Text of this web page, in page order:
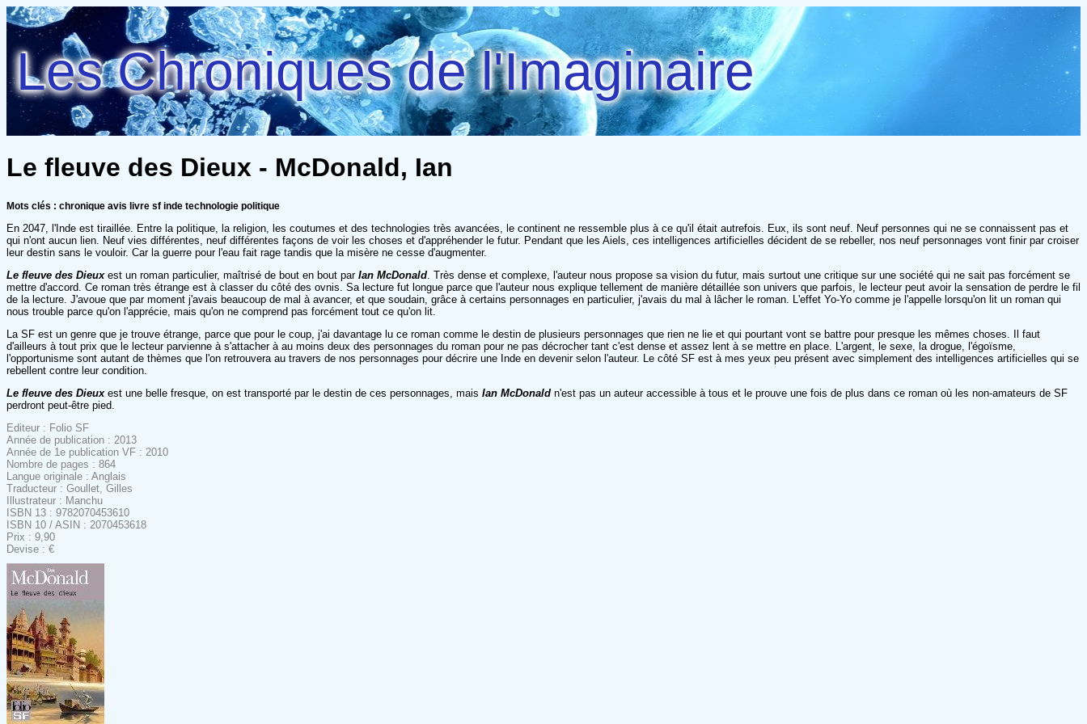
Les Chroniques de l'Imaginaire
Le fleuve des Dieux - McDonald, Ian
Mots clés : chronique avis livre sf inde technologie politique
En 2047, l'Inde est tiraillée. Entre la politique, la religion, les coutumes et des technologies très avancées, le continent ne ressemble plus à ce qu'il était autrefois. Eux, ils sont neuf. Neuf personnes qui ne se connaissent pas et
qui n'ont aucun lien. Neuf vies différentes, neuf différentes façons de voir les choses et d'appréhender le futur. Pendant que les Aiels, ces intelligences artificielles décident de se rebeller, nos neuf personnages vont finir par croiser
leur destin sans le vouloir. Car la guerre pour l'eau fait rage tandis que la misère ne cesse d'augmenter.
Le fleuve des Dieuxest un roman particulier, maîtrisé de bout en bout par Ian McDonald . Très dense et complexe, l'auteur nous propose sa vision du futur, mais surtout une critique sur une société qui ne sait pas forcément se
mettre d'accord. Ce roman très étrange est à classer du côté des ovnis. Sa lecture fut longue parce que l'auteur nous explique tellement de manière détaillée son univers que parfois, le lecteur peut avoir la sensation de perdre le fil
de la lecture. J'avoue que par moment j'avais beaucoup de mal à avancer, et que soudain, grâce à certains personnages en particulier, j'avais du mal à lâcher le roman. L'effet Yo-Yo comme je l'appelle lorsqu'on lit un roman qui
nous trouble parce qu'on l'apprécie, mais qu'on ne comprend pas forcément tout ce qu'on lit.
La SF est un genre que je trouve étrange, parce que pour le coup, j'ai davantage lu ce roman comme le destin de plusieurs personnages que rien ne lie et qui pourtant vont se battre pour presque les mêmes choses. Il faut
d'ailleurs à tout prix que le lecteur parvienne à s'attacher à au moins deux des personnages du roman pour ne pas décrocher tant c'est dense et assez lent à se mettre en place. L'argent, le sexe, la drogue, l'égoïsme,
l'opportunisme sont autant de thèmes que l'on retrouvera au travers de nos personnages pour décrire une Inde en devenir selon l'auteur. Le côté SF est à mes yeux peu présent avec simplement des intelligences artificielles qui se
rebellent contre leur condition.
Le fleuve des Dieuxest une belle fresque, on est transporté par le destin de ces personnages, mais Ian McDonald n'est pas un auteur accessible à tous et le prouve une fois de plus dans ce roman où les non-amateurs de SF
perdront peut-être pied.
Editeur : Folio SF
Année de publication : 2013
Année de 1e publication VF : 2010
Nombre de pages : 864
Langue originale : Anglais
Traducteur : Goullet, Gilles
Illustrateur : Manchu
ISBN 13 : 9782070453610
ISBN 10 / ASIN : 2070453618
Prix : 9,90
Devise : €